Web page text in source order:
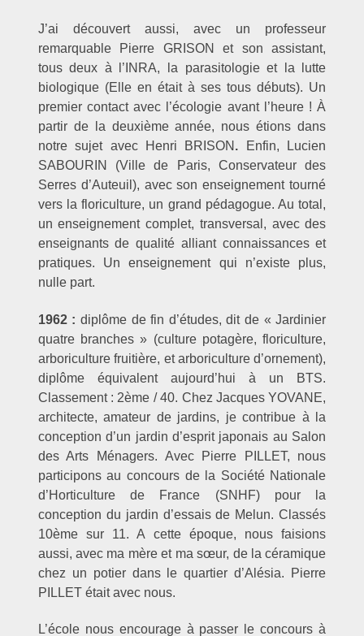
J’ai découvert aussi, avec un professeur
remarquable Pierre GRISON et son assistant,
tous deux à l’INRA, la parasitologie et la lutte
biologique (Elle en était à ses tous débuts). Un
premier contact avec l’écologie avant l’heure ! À
partir de la deuxième année, nous étions dans
notre sujet avec Henri BRISON .
Enfin, Lucien
SABOURIN (Ville de Paris, Conservateur des
Serres d’Auteuil), avec son enseignement tourné
vers la floriculture, un grand pédagogue. Au total,
un enseignement complet, transversal, avec des
enseignants de qualité alliant connaissances et
pratiques. Un enseignement qui n’existe plus,
nulle part.
1962 : diplôme de fin d’études, dit de « Jardinier
quatre branches » (culture potagère, floriculture,
arboriculture fruitière, et arboriculture d’ornement),
diplôme équivalent aujourd’hui à un BTS.
Classement : 2ème / 40. Chez Jacques YOVANE,
architecte, amateur de jardins, je contribue à la
conception d’un jardin d’esprit japonais au Salon
des Arts Ménagers. Avec Pierre PILLET, nous
participons au concours de la Société Nationale
d’Horticulture de France (SNHF) pour la
conception du jardin d’essais de Melun. Classés
10ème sur 11. A cette époque, nous faisions
aussi, avec ma mère et ma sœur, de la céramique
chez un potier dans le quartier d’Alésia. Pierre
PILLET était avec nous.
L’école nous encourage à passer le concours à